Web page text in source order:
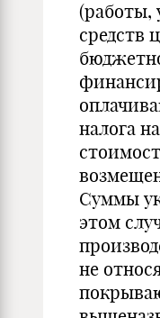
(работы,
средств
налога
Суммы
этом
не